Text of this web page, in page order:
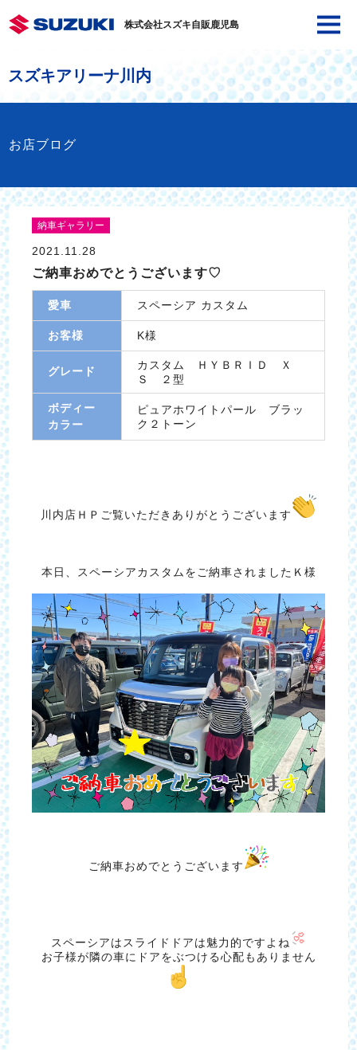
株式会社スズキ自販鹿児島
スズキアリーナ川内
お店ブログ
納車ギャラリー
2021.11.28
ご納車おめでとうございます♡
愛車 スペーシア カスタム
お客様 K様
グレード
カスタム ＨＹＢＲＩＤ Ｘ
Ｓ ２型
ボディー
カラー
ピュアホワイトパール ブラッ
ク２トーン
川内店ＨＰご覧いただきありがとうございます
本日、スペーシアカスタムをご納車されましたＫ様
ご納車おめでとうございます
スペーシアはスライドドアは魅力的ですよね
お子様が隣の車にドアをぶつける心配もありません